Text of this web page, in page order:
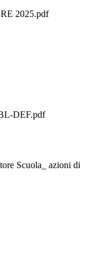
2025.pdf
DEF.pdf
Scuola_ azioni di